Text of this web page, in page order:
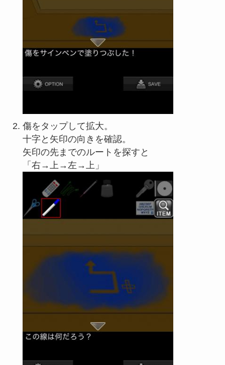
傷をタップして拡大。
十字と矢印の向きを確認。
矢印の先までのルートを探すと
「右→上→左→上」